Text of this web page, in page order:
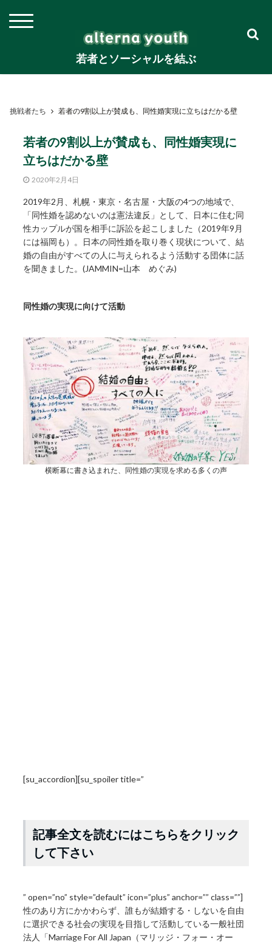
若者とソーシャルを結ぶ
挑戦者たち 若者の9割以上が賛成も、同性婚実現に立ちはだかる壁
若者の9割以上が賛成も、同性婚実現に
立ちはだかる壁
2020年2月4日
2019年2月、札幌・東京・名古屋・大阪の4つの地域で、
「同性婚を認めないのは憲法違反」として、日本に住む同
性カップルが国を相手に訴訟を起こしました（2019年9月
には福岡も）。日本の同性婚を取り巻く現状について、結
婚の自由がすべての人に与えられるよう活動する団体に話
を聞きました。(JAMMIN=山本 めぐみ)
同性婚の実現に向けて活動
横断幕に書き込まれた、同性婚の実現を求める多くの声
[su_accordion][su_spoiler title=”
記事全文を読むにはこちらをクリック
して下さい
” open=”no” style=”default” icon=”plus” anchor=”” class=””]
性のあり方にかかわらず、誰もが結婚する・しないを自由
に選択できる社会の実現を目指して活動している一般社団
法人「Marriage For All Japan（マリッジ・フォー・オー